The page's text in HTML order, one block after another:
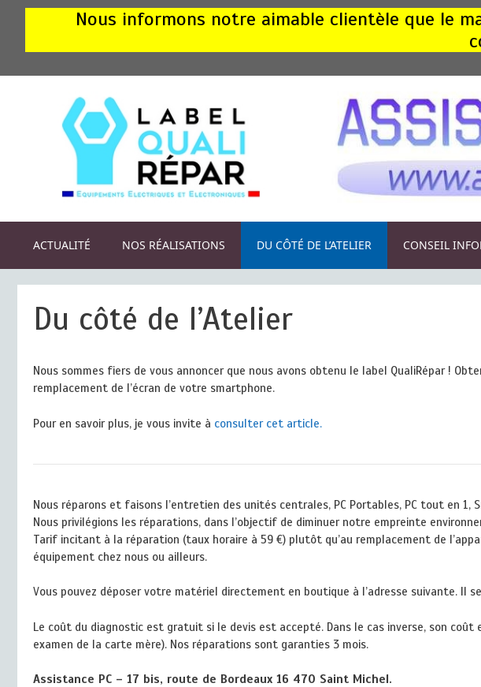
Nous informons notre aimable clientèle que le
ACTUALITÉ NOS RÉALISATIONS DU CÔTÉ DE L’ATELIER CONSEIL
Du côté de l’Atelier
Nous sommes fiers de vous annoncer que nous avons obtenu le label QualiRépar !
remplacement de l’écran de votre smartphone.
Pour en savoir plus, je vous invite à consulter cet article.
Nous réparons et faisons l’entretien des unités centrales, PC Portables, PC tout en
Nous privilégions les réparations, dans l’objectif de diminuer notre empreinte
Tarif incitant à la réparation (taux horaire à 59 €) plutôt qu’au remplacement de
équipement chez nous ou ailleurs.
Vous pouvez déposer votre matériel directement en boutique à l’adresse suivante. Il
Le coût du diagnostic est gratuit si le devis est accepté. Dans le cas inverse, son
examen de la carte mère). Nos réparations sont garanties 3 mois.
Assistance PC – 17 bis, route de Bordeaux 16 470 Saint Michel.